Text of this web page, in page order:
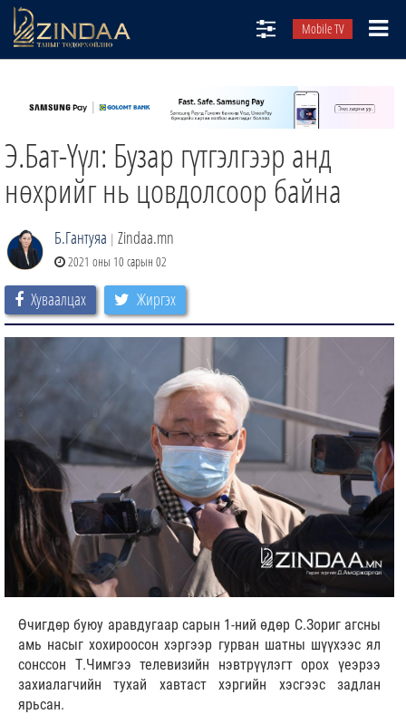
Mobile TV
ТВ8
ӨГЛӨӨНИЙ СОНИН
АУДИО ЗОХИОЛ
ЗИНДАА СЭТГҮҮЛ
Э.Бат-Үүл: Бузар гүтгэлгээр анд
нөхрийг нь цовдолсоор байна
Б.Гантуяа | Zindaa.mn
2021 оны 10 сарын 02
Хуваалцах Жиргэх
Өчигдөр буюу аравдугаар сарын 1-ний өдөр С.Зориг агсны
амь насыг хохироосон хэргээр гурван шатны шүүхээс ял
сонссон Т.Чимгээ телевизийн нэвтрүүлэгт орох үеэрээ
захиалагчийн тухай хавтаст хэргийн хэсгээс задлан
ярьсан.